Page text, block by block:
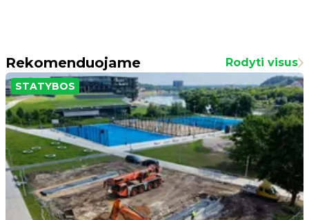
Rekomenduojame Rodyti visus
STATYBOS